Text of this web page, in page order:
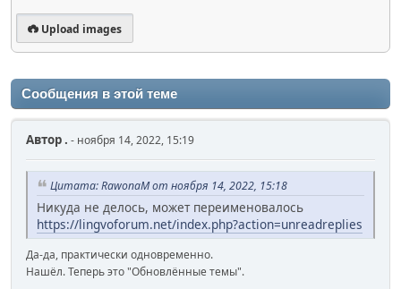
Upload images
Сообщения в этой теме
Автор . - ноября 14, 2022, 15:19
Цитата: RawonaM от ноября 14, 2022, 15:18
Никуда не делось, может переименовалось
https://lingvoforum.net/index.php?action=unreadreplies
Да-да, практически одновременно.
Нашёл. Теперь это "Обновлённые темы".